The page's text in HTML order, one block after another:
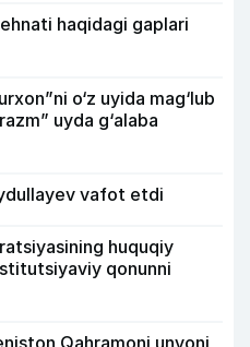
haqidagi gaplari
o‘z uyida mag‘lub
uyda g‘alaba
vafot etdi
huquqiy
qonunni
Qahramoni unvoni